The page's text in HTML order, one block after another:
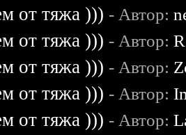
от тяжа ))) - Автор:
от тяжа ))) - Автор:
от тяжа ))) - Автор:
от тяжа ))) - Автор:
от тяжа ))) - Автор: